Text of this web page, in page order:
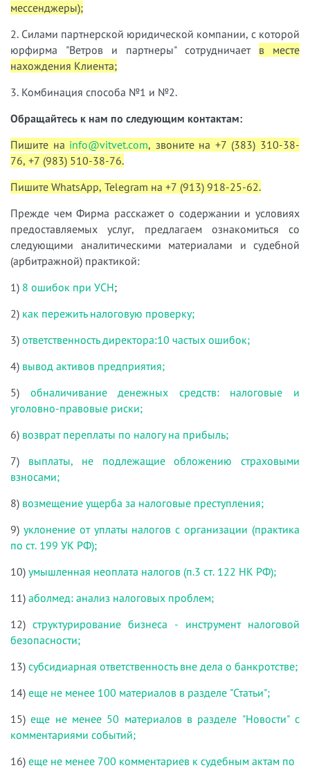
мессенджеры);
2. Силами партнерской юридической компании, с которой
юрфирма "Ветров и партнеры" сотрудничает в месте
нахождения Клиента;
3. Комбинация способа №1 и №2.
Обращайтесь к нам по следующим контактам:
Пишите на info@vitvet.com, звоните на +7 (383) 310-38-
76, +7 (983) 510-38-76.
Пишите WhatsApp, Telegram на +7 (913) 918-25-62.
Прежде чем Фирма расскажет о содержании и условиях
предоставляемых услуг, предлагаем ознакомиться со
следующими аналитическими материалами и судебной
(арбитражной) практикой:
1) 8 ошибок при УСН;
2) как пережить налоговую проверку;
3) ответственность директора:10 частых ошибок;
4) вывод активов предприятия;
5) обналичивание денежных средств: налоговые и
уголовно-правовые риски;
6) возврат переплаты по налогу на прибыль;
7) выплаты, не подлежащие обложению страховыми
взносами;
8) возмещение ущерба за налоговые преступления;
9) уклонение от уплаты налогов с организации (практика
по ст. 199 УК РФ);
10) умышленная неоплата налогов (п.3 ст. 122 НК РФ);
11) аболмед: анализ налоговых проблем;
12) структурирование бизнеса - инструмент налоговой
безопасности;
13) субсидиарная ответственность вне дела о банкротстве;
14) еще не менее 100 материалов в разделе "Статьи";
15)еще не менее 50 материалов в разделе "Новости" с
комментариями событий;
16) еще не менее 700 комментариев к судебным актам по